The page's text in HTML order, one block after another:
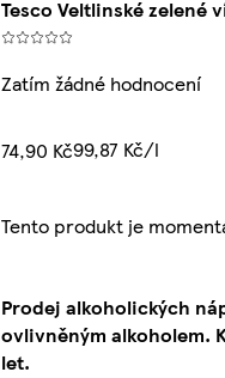
Tesco Veltlinské zelené
Zatím žádné hodnocení
74,90 Kč99,87 Kč/l
Tento produkt je
Prodej alkoholických
ovlivněným alkoholem.
let.